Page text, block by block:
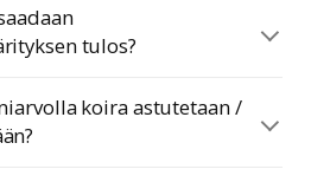
tulos?
koira astutetaan /